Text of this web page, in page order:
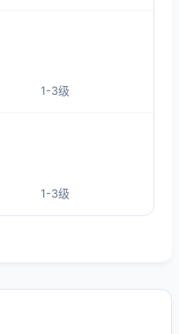
1-3级
1-3级